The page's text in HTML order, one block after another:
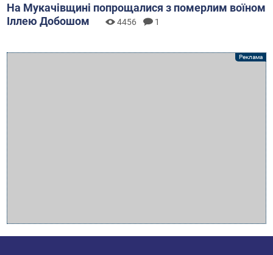
На Мукачівщині попрощалися з померлим воїном
Іллею Добошом
4456 1